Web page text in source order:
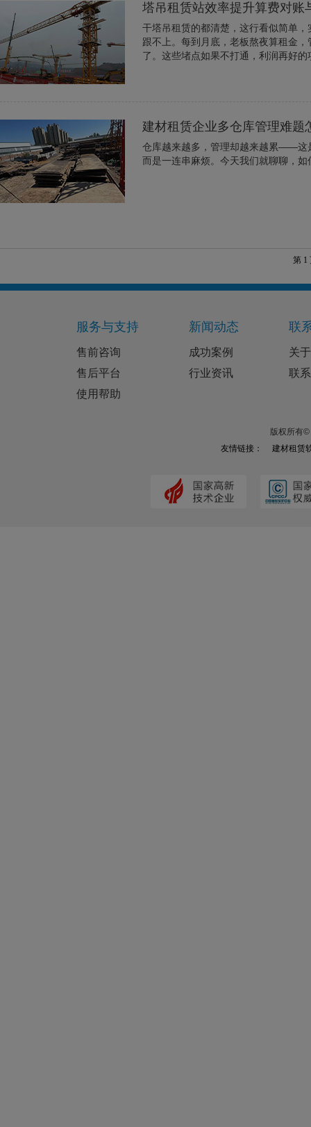
塔吊租赁站效率提升算费对账
干塔吊租赁的都清楚，这行看似简单
跟不上。每到月底，老板熬夜算租金
了。这些堵点如果不打通，利润再好
建材租赁企业多仓库管理难题
仓库越来越多，管理却越来越累——这
而是一连串麻烦。今天我们就聊聊，
第 1
服务与支持
售前咨询
售后平台
使用帮助
新闻动态
成功案例
行业资讯
联
关
联
版权所有
友情链接：
建材租赁